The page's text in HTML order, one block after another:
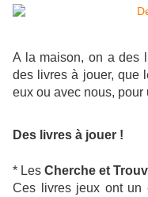
A la maison, on a des
des livres à jouer, que
eux ou avec nous,
Des livres à jouer !
* Les Cherche et
Ces livres jeux ont un